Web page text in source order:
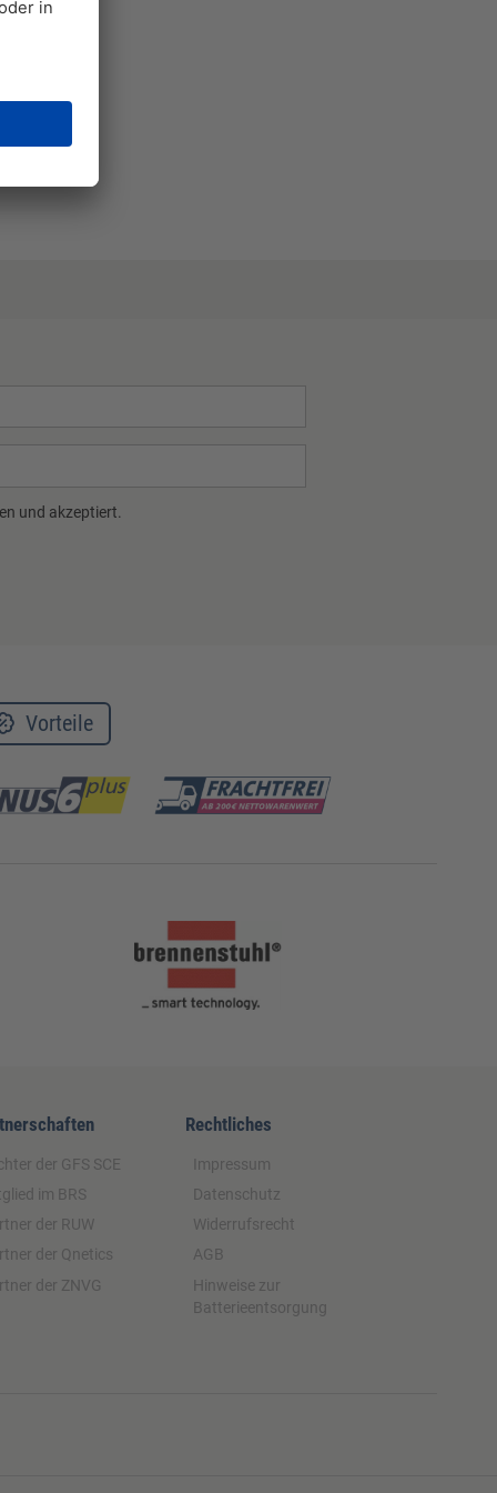
und akzeptiert.
Vorteile
der GFS SCE
im BRS
der RUW
der Qnetics
der ZNVG
Rechtliches
Impressum
Datenschutz
Widerrufsrecht
AGB
Hinweise zur
Batterieentsorgung